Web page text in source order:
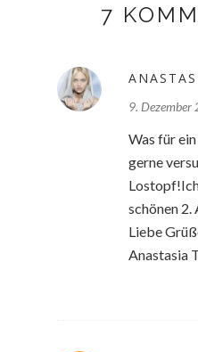
7
9.
Was für
gerne
schönen 2.
Liebe
Anastasia